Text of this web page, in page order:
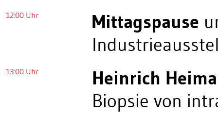
12:00 Uhr Mittagspause
13:00 Uhr
Heinrich
Biopsie von